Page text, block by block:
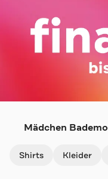
Mädchen
Shirts Kleider